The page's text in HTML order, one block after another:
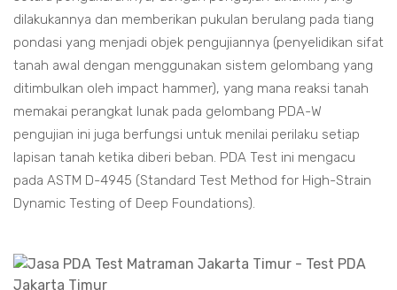
dilakukannya dan memberikan pukulan berulang pada tiang
pondasi yang menjadi objek pengujiannya (penyelidikan sifat
tanah awal dengan menggunakan sistem gelombang yang
ditimbulkan oleh impact hammer), yang mana reaksi tanah
memakai perangkat lunak pada gelombang PDA-W
pengujian ini juga berfungsi untuk menilai perilaku setiap
lapisan tanah ketika diberi beban. PDA Test ini mengacu
pada ASTM D-4945 (Standard Test Method for High-Strain
Dynamic Testing of Deep Foundations).